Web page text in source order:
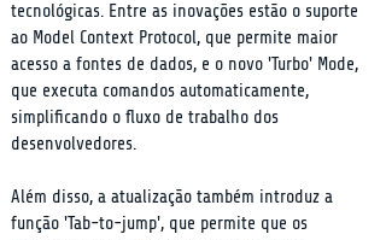
tecnológicas. Entre as inovações estão o suporte
ao Model Context Protocol, que permite maior
acesso a fontes de dados, e o novo 'Turbo' Mode,
que executa comandos automaticamente,
simplificando o fluxo de trabalho dos
desenvolvedores.
Além disso, a atualização também introduz a
função 'Tab-to-jump', que permite que os